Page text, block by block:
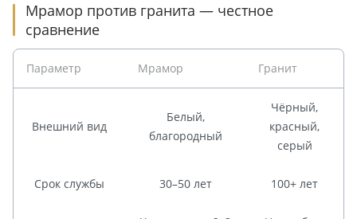
Мрамор против гранита — честное
сравнение
Параметр Мрамор Гранит
Внешний вид
Белый,
благородный
Чёрный,
красный,
серый
Срок службы 30–50 лет 100+ лет